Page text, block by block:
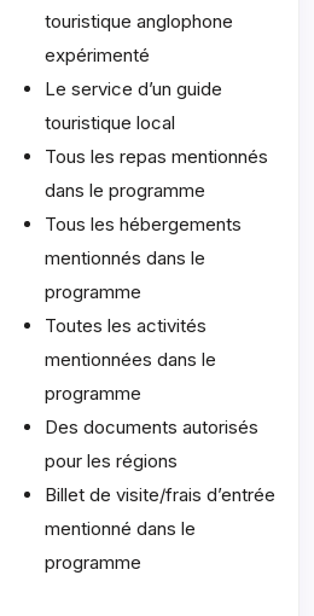
touristique anglophone
expérimenté
Le service d’un guide
touristique local
Tous les repas mentionnés
dans le programme
Tous les hébergements
mentionnés dans le
programme
Toutes les activités
mentionnées dans le
programme
Des documents autorisés
pour les régions
Billet de visite/frais d’entrée
mentionné dans le
programme